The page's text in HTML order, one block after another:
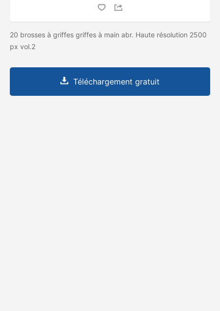
20 brosses à griffes griffes à main abr. Haute résolution 2500
px vol.2
Téléchargement gratuit